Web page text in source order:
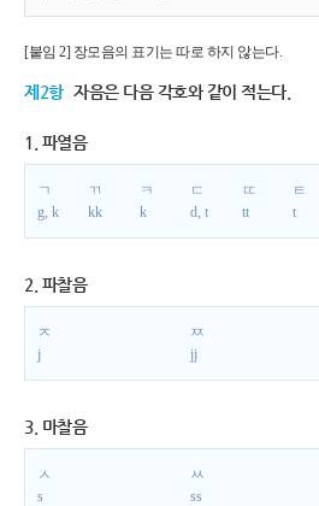
[붙임 2] 장모음의 표기는 따로 하지 않는다.
제2항 자음은 다음 각호와 같이 적는다.
1. 파열음
ㄱ
g, k
ㄲ
kk
ㅋ
k
ㄷ
d, t
ㄸ
tt
ㅌ
t
2. 파찰음
ㅈ
j
ㅉ
jj
3. 마찰음
ㅅ
s
ㅆ
ss